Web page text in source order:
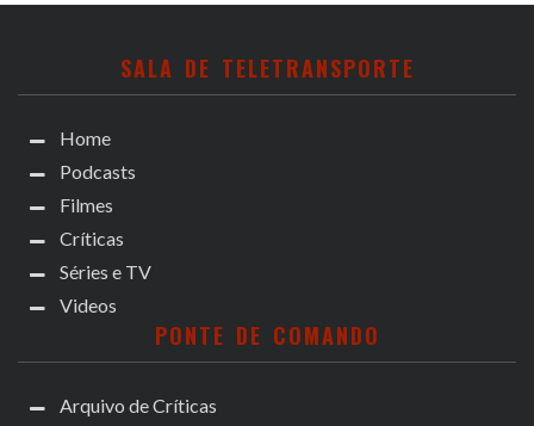
SALA DE TELETRANSPORTE
Home
Podcasts
Filmes
Críticas
Séries e TV
Videos
PONTE DE COMANDO
Arquivo de Críticas